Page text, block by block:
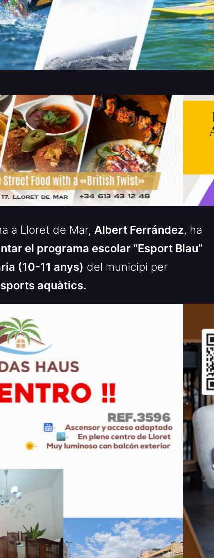
a Lloret de Mar, Albert Ferrández, ha
el programa escolar “Esport Blau”
(10-11 anys) del municipi per
aquàtics.